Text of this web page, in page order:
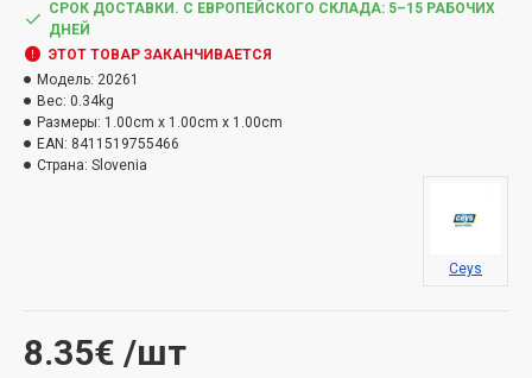
8.35€ /шт
СРОК ДОСТАВКИ. С ЕВРОПЕЙСКОГО СКЛАДА: 5–15 РАБОЧИХ
ДНЕЙ
ЭТОТ ТОВАР ЗАКАНЧИВАЕТСЯ
Модель: 20261
Вес: 0.34kg
Размеры: 1.00cm x 1.00cm x 1.00cm
EAN: 8411519755466
Страна: Slovenia
Ceys